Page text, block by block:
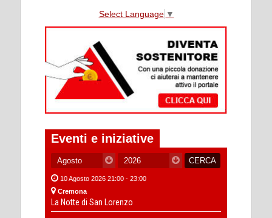
Select Language ▼
Eventi e iniziative
10 Agosto 2026 21:00 - 23:00
Cremona
La Notte di San Lorenzo